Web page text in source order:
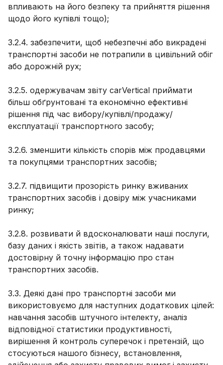
впливають на його безпеку та прийняття рішення
щодо його купівлі тощо);
3.2.4. забезпечити, щоб небезпечні або викрадені
транспортні засоби не потрапили в цивільний обіг
або дорожній рух;
3.2.5. одержувачам звіту carVertical приймати
більш обґрунтовані та економічно ефективні
рішення під час вибору/купівлі/продажу/
експлуатації транспортного засобу;
3.2.6. зменшити кількість спорів між продавцями
та покупцями транспортних засобів;
3.2.7. підвищити прозорість ринку вживаних
транспортних засобів і довіру між учасниками
ринку;
3.2.8. розвивати й вдосконалювати наші послуги,
базу даних і якість звітів, а також надавати
достовірну й точну інформацію про стан
транспортних засобів.
3.3. Деякі дані про транспортні засоби ми
використовуємо для наступних додаткових цілей:
навчання засобів штучного інтелекту, аналіз
відповідної статистики продуктивності,
вирішення й контроль суперечок і претензій, що
стосуються нашого бізнесу, встановлення,